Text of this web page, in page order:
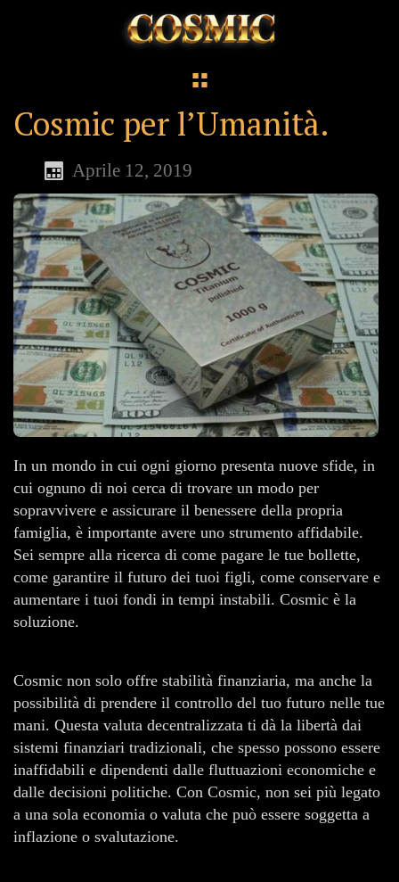
Cosmic per l’Umanità.
Aprile 12, 2019
In un mondo in cui ogni giorno presenta nuove sfide, in
cui ognuno di noi cerca di trovare un modo per
sopravvivere e assicurare il benessere della propria
famiglia, è importante avere uno strumento affidabile.
Sei sempre alla ricerca di come pagare le tue bollette,
come garantire il futuro dei tuoi figli, come conservare e
aumentare i tuoi fondi in tempi instabili. Cosmic è la
soluzione.
Cosmic non solo offre stabilità finanziaria, ma anche la
possibilità di prendere il controllo del tuo futuro nelle tue
mani. Questa valuta decentralizzata ti dà la libertà dai
sistemi finanziari tradizionali, che spesso possono essere
inaffidabili e dipendenti dalle fluttuazioni economiche e
dalle decisioni politiche. Con Cosmic, non sei più legato
a una sola economia o valuta che può essere soggetta a
inflazione o svalutazione.